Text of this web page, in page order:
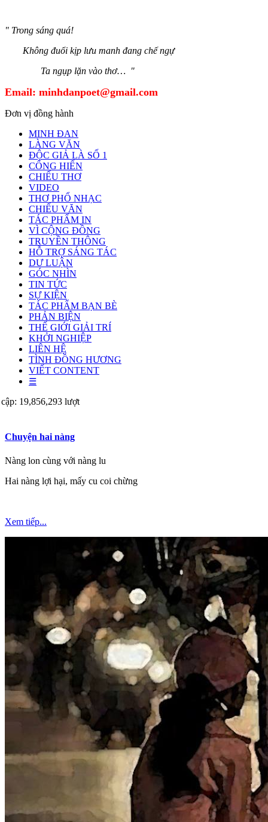
" Trong sáng quá!
Không đuổi kịp lưu manh đang chế ngự
Ta ngụp lặn vào thơ… "
Email: minhdanpoet@gmail.com
Đơn vị đồng hành
MINH ĐAN
LÀNG VĂN
ĐỘC GIẢ LÀ SỐ 1
CỐNG HIẾN
CHIẾU THƠ
VIDEO
THƠ PHỔ NHẠC
CHIẾU VĂN
TÁC PHẨM IN
VÌ CỘNG ĐỒNG
TRUYỀN THÔNG
HỖ TRỢ SÁNG TÁC
DƯ LUẬN
GÓC NHÌN
TIN TỨC
SỰ KIỆN
TÁC PHẨM BẠN BÈ
PHẢN BIỆN
THẾ GIỚI GIẢI TRÍ
KHỞI NGHIỆP
LIÊN HỆ
TÌNH ĐỒNG HƯƠNG
VIẾT CONTENT
☰
19,856,293 lượt
Chuyện hai nàng
Nàng lon cùng với nàng lu
Hai nàng lợi hại, mấy cu coi chừng
Xem tiếp...